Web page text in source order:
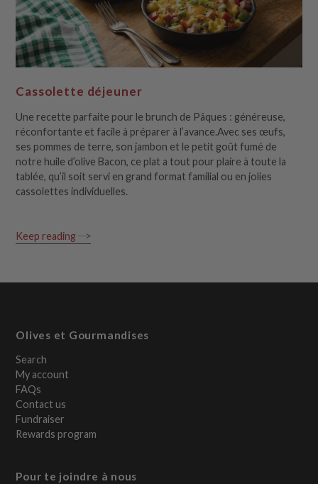
Cassolette déjeuner
Une recette parfaite pour le brunch de Pâques : généreuse,
réconfortante et facile à préparer à l’avance.Avec ses œufs,
ses pommes de terre, son jambon et le petit goût fumé de
notre huile d’olive Bacon, ce plat a tout pour plaire à toute la
tablée, qu’il soit servi en grand format familial ou en jolies
cassolettes individuelles.
Keep reading
Olives et Gourmandises
Search
My account
FAQs
Contact us
Fundraiser
Rewards program
Pour te joindre à nous